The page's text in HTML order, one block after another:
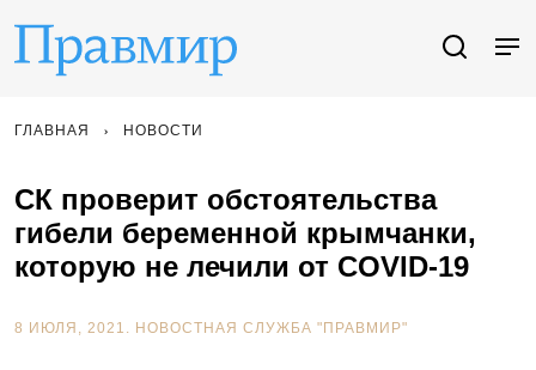
ГЛАВНАЯ НОВОСТИ
СК проверит обстоятельства
гибели беременной крымчанки,
которую не лечили от COVID-19
8 ИЮЛЯ, 2021. НОВОСТНАЯ СЛУЖБА "ПРАВМИР"